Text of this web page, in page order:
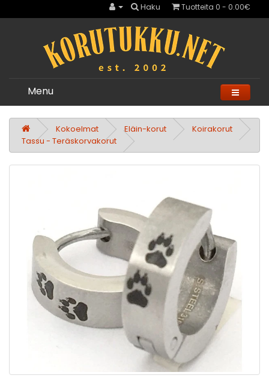
Haku Tuotteita 0 - 0.00€
Menu
Kokoelmat Eläin-korut
Koirakorut
Tassu - Teräskorvakorut